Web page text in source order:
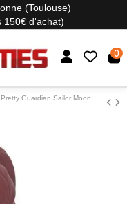
(Toulouse)
150€ d'achat)
0
Guardian Sailor Moon